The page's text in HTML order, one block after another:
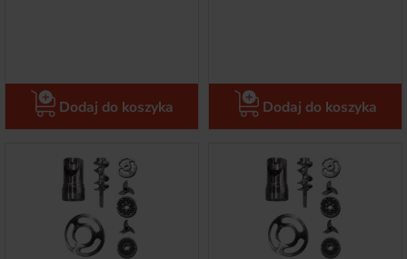
Dodaj do koszyka Dodaj do koszyka